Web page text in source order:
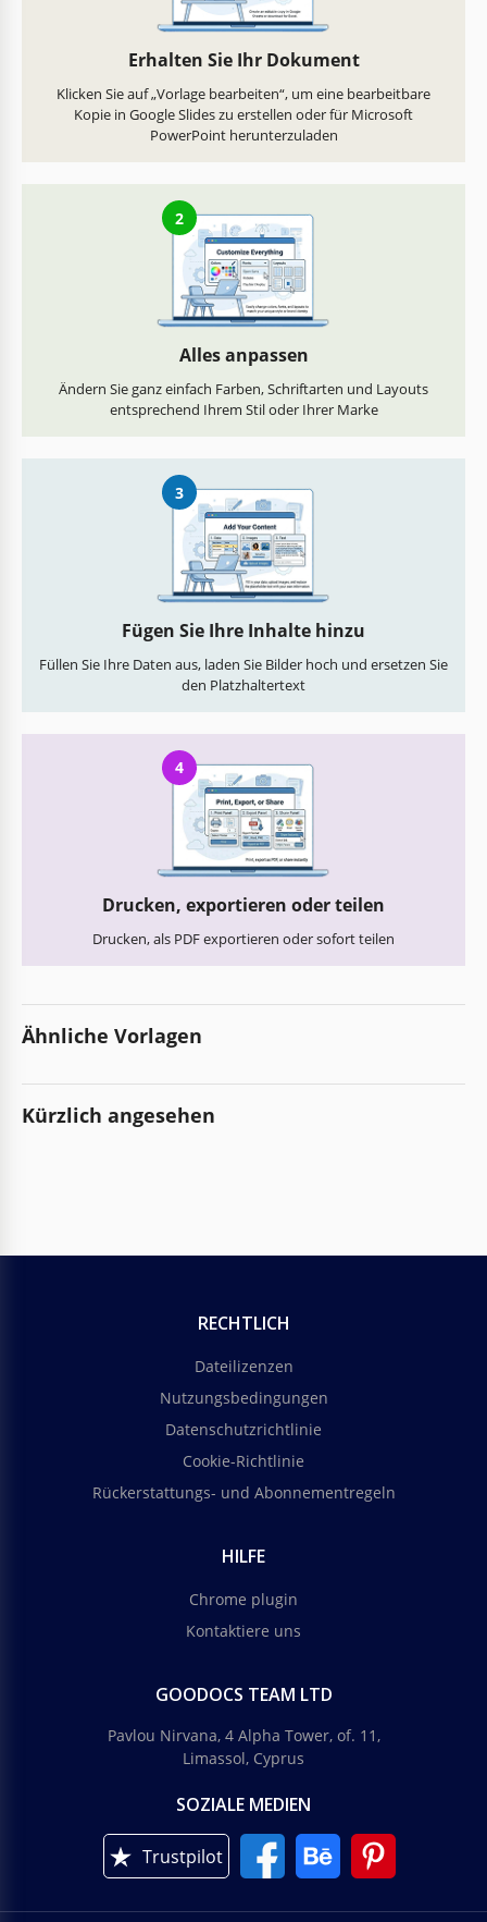
Erhalten Sie Ihr Dokument
Klicken Sie auf „Vorlage bearbeiten“, um eine bearbeitbare
Kopie in Google Slides zu erstellen oder für Microsoft
PowerPoint herunterzuladen
2
Alles anpassen
Ändern Sie ganz einfach Farben, Schriftarten und Layouts
entsprechend Ihrem Stil oder Ihrer Marke
3
Fügen Sie Ihre Inhalte hinzu
Füllen Sie Ihre Daten aus, laden Sie Bilder hoch und ersetzen Sie
den Platzhaltertext
4
Drucken, exportieren oder teilen
Drucken, als PDF exportieren oder sofort teilen
Ähnliche Vorlagen
Kürzlich angesehen
RECHTLICH
Dateilizenzen
Nutzungsbedingungen
Datenschutzrichtlinie
Cookie-Richtlinie
Rückerstattungs- und Abonnementregeln
HILFE
Chrome plugin
Kontaktiere uns
GOODOCS TEAM LTD
Pavlou Nirvana, 4 Alpha Tower, of. 11,
Limassol, Cyprus
SOZIALE MEDIEN
Trustpilot